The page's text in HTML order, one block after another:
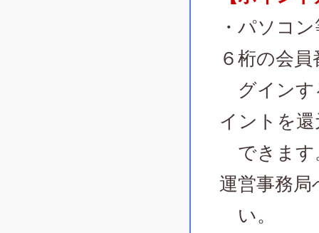
・パソコ
６桁の会
グインす
イントを
できます
運営事務
い。